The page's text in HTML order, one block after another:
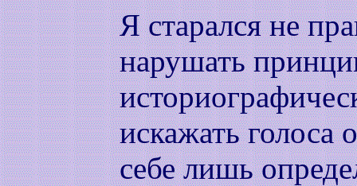
Я старался не
нарушать
искажать голоса
себе лишь